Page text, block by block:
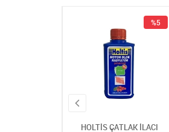
HOLTİS ÇATLAK İLACI
%5